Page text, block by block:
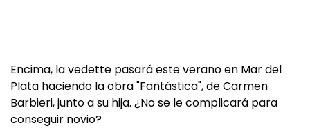
Encima, la vedette pasará este verano en Mar del
Plata haciendo la obra "Fantástica", de Carmen
Barbieri, junto a su hija. ¿No se le complicará para
conseguir novio?